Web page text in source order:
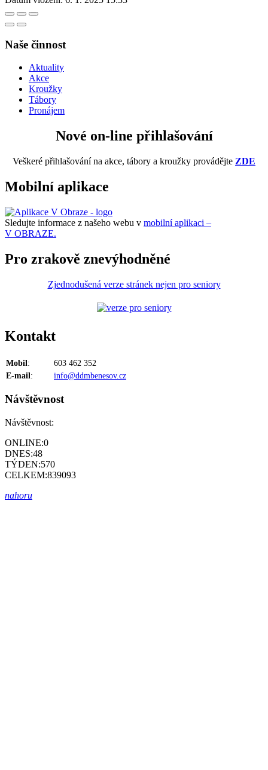
Naše činnost
Aktuality
Akce
Kroužky
Tábory
Pronájem
Nové on-line přihlašování
Veškeré přihlašování na akce, tábory a kroužky provádějte ZDE
Mobilní aplikace
Sledujte informace z našeho webu v mobilní aplikaci –
V OBRAZE.
Pro zrakově znevýhodněné
Zjednodušená verze stránek nejen pro seniory
Kontakt
Mobil:
603 462 352
E-mail: info@ddmbenesov.cz
Návštěvnost
Návštěvnost:
ONLINE:0
DNES:48
TÝDEN:570
CELKEM:839093
nahoru